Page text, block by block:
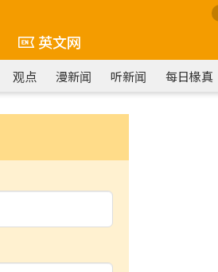
英文网
观点 漫新闻 听新闻 每日椽真